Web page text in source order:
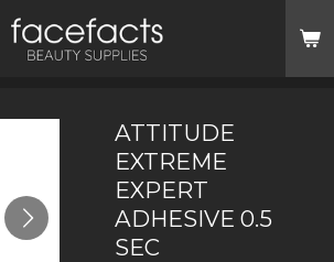
ATTITUDE
EXTREME
EXPERT
ADHESIVE 0.5
SEC